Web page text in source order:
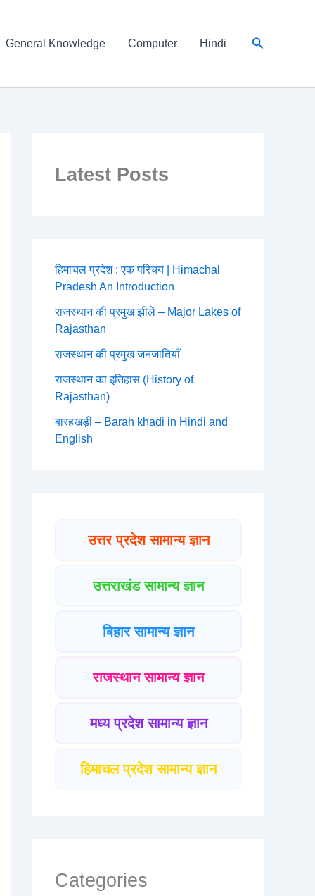
General Knowledge Computer Hindi Search
Latest Posts
हिमाचल प्रदेश : एक परिचय | Himachal
Pradesh An Introduction
राजस्थान की प्रमुख झीलें – Major Lakes of
Rajasthan
राजस्थान की प्रमुख जनजातियाँ
राजस्थान का इतिहास (History of
Rajasthan)
बारहखड़ी – Barah khadi in Hindi and
English
उत्तर प्रदेश सामान्य ज्ञान
उत्तराखंड सामान्य ज्ञान
बिहार सामान्य ज्ञान
राजस्थान सामान्य ज्ञान
मध्य प्रदेश सामान्य ज्ञान
हिमाचल प्रदेश सामान्य ज्ञान
Categories